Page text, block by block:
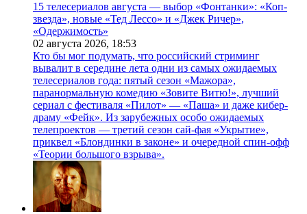
15 телесериалов августа — выбор «Фонтанки»: «Коп-
звезда», новые «Тед Лессо» и «Джек Ричер»,
«Одержимость»
02 августа 2026, 18:53
Кто бы мог подумать, что российский стриминг
вывалит в середине лета одни из самых ожидаемых
телесериалов года: пятый сезон «Мажора»,
паранормальную комедию «Зовите Витю!», лучший
сериал с фестиваля «Пилот» — «Паша» и даже кибер-
драму «Фейк». Из зарубежных особо ожидаемых
телепроектов — третий сезон сай-фая «Укрытие»,
приквел «Блондинки в законе» и очередной спин-офф
«Теории большого взрыва».